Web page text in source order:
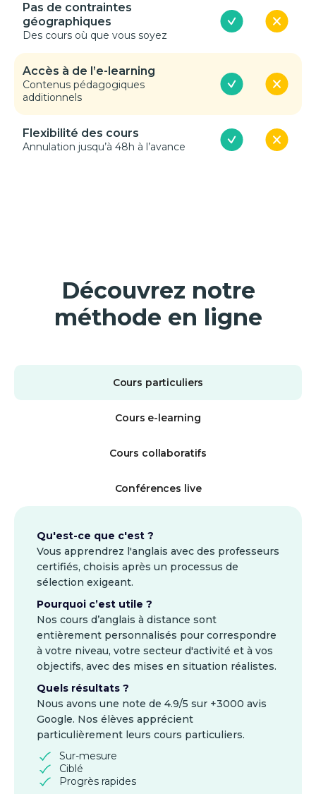
Pas de contraintes
géographiques
Des cours où que vous soyez
Accès à de l’e-learning
Contenus pédagogiques
additionnels
Flexibilité des cours
Annulation jusqu’à 48h à l’avance
Découvrez notre
méthode en ligne
Cours particuliers
Cours e-learning
Cours collaboratifs
Conférences live
Qu'est-ce que c'est ?
Vous apprendrez l'anglais avec des professeurs
certifiés, choisis après un processus de
sélection exigeant.
Pourquoi c’est utile ?
Nos cours d’anglais à distance sont
entièrement personnalisés pour correspondre
à votre niveau, votre secteur d'activité et à vos
objectifs, avec des mises en situation réalistes.
Quels résultats ?
Nous avons une note de 4.9/5 sur +3000 avis
Google. Nos élèves apprécient
particulièrement leurs cours particuliers.
Sur-mesure
Ciblé
Progrès rapides